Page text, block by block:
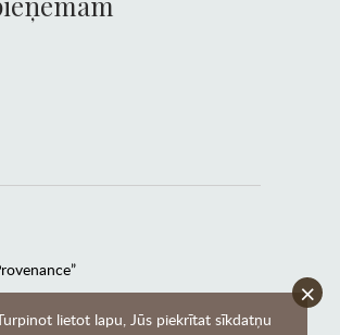
lietot lapu, Jūs piekrītat sīkdatņu
×